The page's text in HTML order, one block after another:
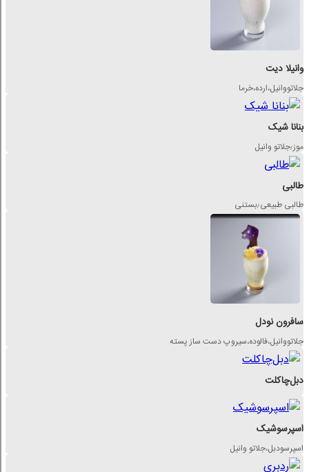
وانیلا دیت
جلاتو‌وانیل،ارده،خرما
بنانا شیک
موز٫جلاتو وانیل
طالبی
طالبی طبیعی٫بستنی
سافرون نودل
جلاتو‌وانیل،فالوده،سیروپ دست ساز پسته
دبل‌چاکلت
اسپرسو‌شیک
اسپرسو‌دبل،جلاتو وانیل